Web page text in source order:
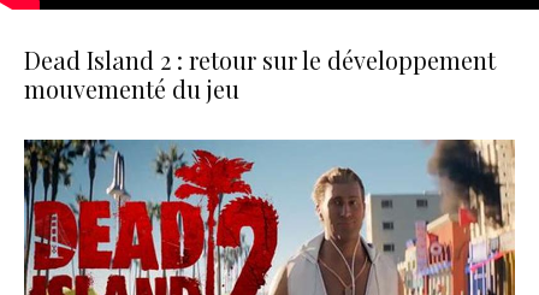
Dead Island 2 : retour sur le développement
mouvementé du jeu